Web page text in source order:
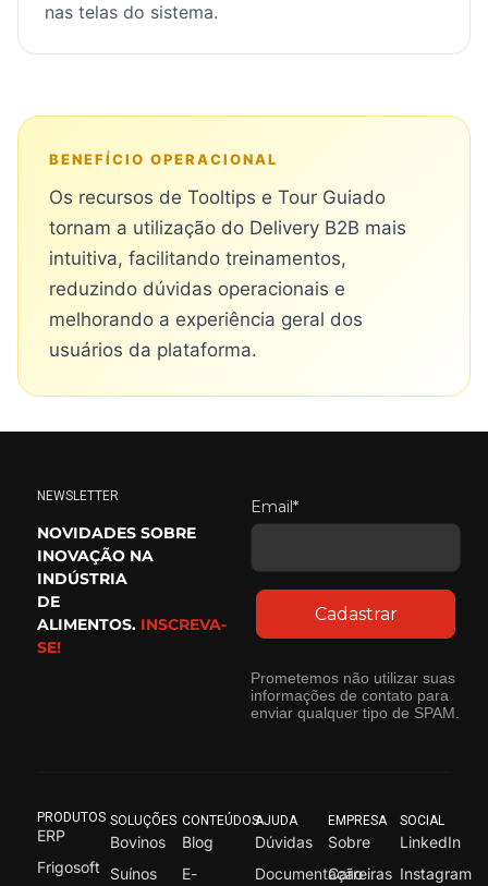
nas telas do sistema.
BENEFÍCIO OPERACIONAL
Os recursos de Tooltips e Tour Guiado
tornam a utilização do Delivery B2B mais
intuitiva, facilitando treinamentos,
reduzindo dúvidas operacionais e
melhorando a experiência geral dos
usuários da plataforma.
NEWSLETTER
NOVIDADES SOBRE
INOVAÇÃO NA
INDÚSTRIA
DE
ALIMENTOS. INSCREVA-
SE!
Email*
Cadastrar
Prometemos não utilizar suas
informações de contato para
enviar qualquer tipo de SPAM.
PRODUTOS
ERP
Frigosoft
SOLUÇÕES
Bovinos
Suínos
CONTEÚDOS
Blog
E-
AJUDA
Dúvidas
Documentação
EMPRESA
Sobre
Carreiras
SOCIAL
LinkedIn
Instagram